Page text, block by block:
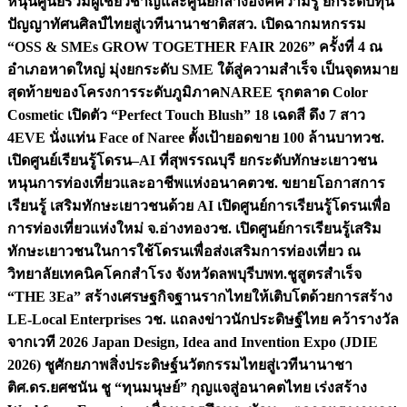
ปัญญาทัศนศิลป์ไทยสู่เวทีนานาชาติสสว. เปิดฉากมหกรรม
“OSS & SMEs GROW TOGETHER FAIR 2026” ครั้งที่ 4 ณ
อำเภอหาดใหญ่ มุ่งยกระดับ SME ใต้สู่ความสำเร็จ เป็นจุดหมาย
สุดท้ายของโครงการระดับภูมิภาคNAREE รุกตลาด Color
Cosmetic เปิดตัว “Perfect Touch Blush” 18 เฉดสี ดึง 7 สาว
4EVE นั่งแท่น Face of Naree ตั้งเป้ายอดขาย 100 ล้านบาทวช.
เปิดศูนย์เรียนรู้โดรน–AI ที่สุพรรณบุรี ยกระดับทักษะเยาวชน
หนุนการท่องเที่ยวและอาชีพแห่งอนาคตวช. ขยายโอกาสการ
เรียนรู้ เสริมทักษะเยาวชนด้วย AI เปิดศูนย์การเรียนรู้โดรนเพื่อ
การท่องเที่ยวแห่งใหม่ จ.อ่างทองวช. เปิดศูนย์การเรียนรู้เสริม
ทักษะเยาวชนในการใช้โดรนเพื่อส่งเสริมการท่องเที่ยว ณ
วิทยาลัยเทคนิคโคกสำโรง จังหวัดลพบุรีบพท.ชูสูตรสำเร็จ
“THE 3Ea” สร้างเศรษฐกิจฐานรากไทยให้เติบโตด้วยการสร้าง
LE-Local Enterprises วช. แถลงข่าวนักประดิษฐ์ไทย คว้ารางวัล
จากเวที 2026 Japan Design, Idea and Invention Expo (JDIE
2026) ชูศักยภาพสิ่งประดิษฐ์นวัตกรรมไทยสู่เวทีนานาชา
ติศ.ดร.ยศชนัน ชู “ทุนมนุษย์” กุญแจสู่อนาคตไทย เร่งสร้าง